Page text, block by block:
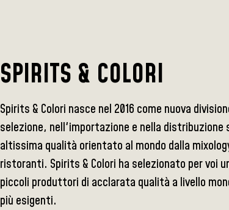
SPIRITS & COLORI
Spirits & Colori nasce nel 2016 come nuova
selezione, nell'importazione e nella
altissima qualità orientato al mondo dalla
ristoranti. Spirits & Colori ha selezionato per
piccoli produttori di acclarata qualità a livello
più esigenti.